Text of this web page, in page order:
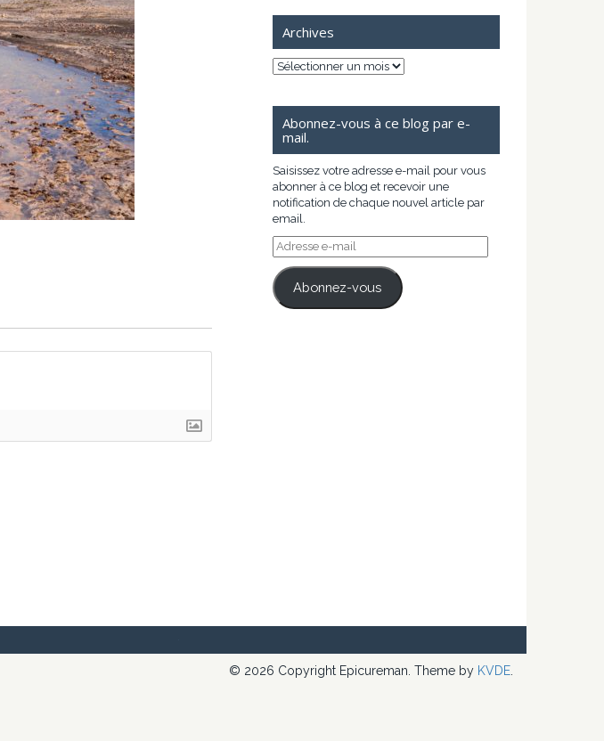
Archives
Archives
Abonnez-vous à ce blog par e-
mail.
Saisissez votre adresse e-mail pour vous
abonner à ce blog et recevoir une
notification de chaque nouvel article par
email.
Adresse
e-
mail
Abonnez-vous
© 2026 Copyright Epicureman. Theme by KVDE